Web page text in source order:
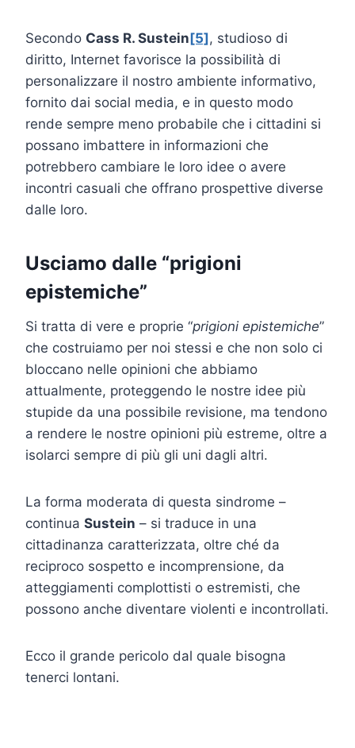
Secondo Cass R. Sustein[5], studioso di
diritto, Internet favorisce la possibilità di
personalizzare il nostro ambiente informativo,
fornito dai social media, e in questo modo
rende sempre meno probabile che i cittadini si
possano imbattere in informazioni che
potrebbero cambiare le loro idee o avere
incontri casuali che offrano prospettive diverse
dalle loro.
Usciamo dalle “prigioni
epistemiche”
Si tratta di vere e proprie “prigioni epistemiche”
che costruiamo per noi stessi e che non solo ci
bloccano nelle opinioni che abbiamo
attualmente, proteggendo le nostre idee più
stupide da una possibile revisione, ma tendono
a rendere le nostre opinioni più estreme, oltre a
isolarci sempre di più gli uni dagli altri.
La forma moderata di questa sindrome –
continua Sustein – si traduce in una
cittadinanza caratterizzata, oltre ché da
reciproco sospetto e incomprensione, da
atteggiamenti complottisti o estremisti, che
possono anche diventare violenti e incontrollati.
Ecco il grande pericolo dal quale bisogna
tenerci lontani.